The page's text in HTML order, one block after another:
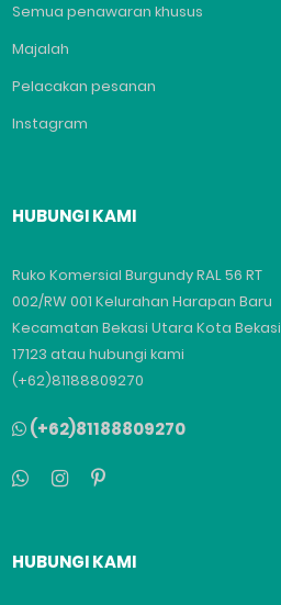
Semua penawaran khusus
Majalah
Pelacakan pesanan
Instagram
HUBUNGI KAMI
Ruko Komersial Burgundy RAL 56 RT
002/RW 001 Kelurahan Harapan Baru
Kecamatan Bekasi Utara Kota Bekasi
17123 atau hubungi kami
(+62)81188809270
(+62)81188809270
HUBUNGI KAMI